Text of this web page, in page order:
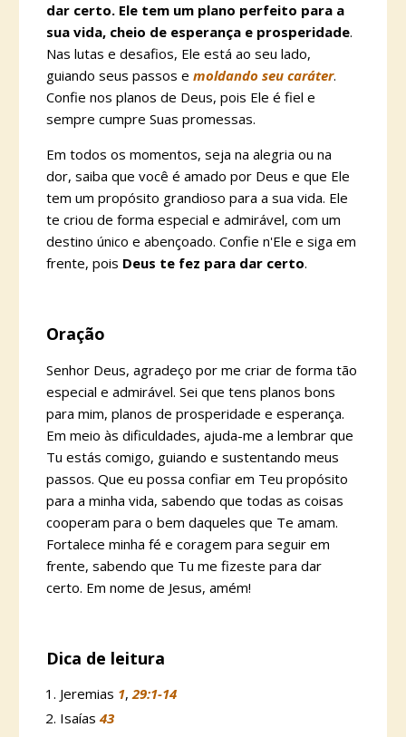
dar certo. Ele tem um plano perfeito para a
sua vida, cheio de esperança e prosperidade.
Nas lutas e desafios, Ele está ao seu lado,
guiando seus passos e moldando seu caráter.
Confie nos planos de Deus, pois Ele é fiel e
sempre cumpre Suas promessas.
Em todos os momentos, seja na alegria ou na
dor, saiba que você é amado por Deus e que Ele
tem um propósito grandioso para a sua vida. Ele
te criou de forma especial e admirável, com um
destino único e abençoado. Confie n'Ele e siga em
frente, pois Deus te fez para dar certo.
Oração
Senhor Deus, agradeço por me criar de forma tão
especial e admirável. Sei que tens planos bons
para mim, planos de prosperidade e esperança.
Em meio às dificuldades, ajuda-me a lembrar que
Tu estás comigo, guiando e sustentando meus
passos. Que eu possa confiar em Teu propósito
para a minha vida, sabendo que todas as coisas
cooperam para o bem daqueles que Te amam.
Fortalece minha fé e coragem para seguir em
frente, sabendo que Tu me fizeste para dar
certo. Em nome de Jesus, amém!
Dica de leitura
Jeremias 1,29:1-14
Isaías 43